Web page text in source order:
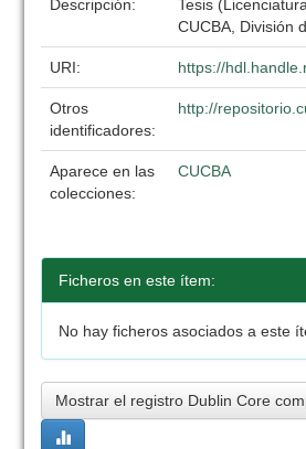
Descripción:
Tesis
CUCBA, División
URI: https://
Otros
identificadores:
http://
Aparece en las
colecciones:
CUCBA
Ficheros en este ítem:
No hay ficheros asociados a este
Mostrar el registro Dublin Core